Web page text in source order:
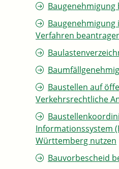
Baugenehmigung
Verfahren
Baustellen auf
Verkehrsrechtliche
Informationssystem
Württemberg nutzen
Bauvorbescheid